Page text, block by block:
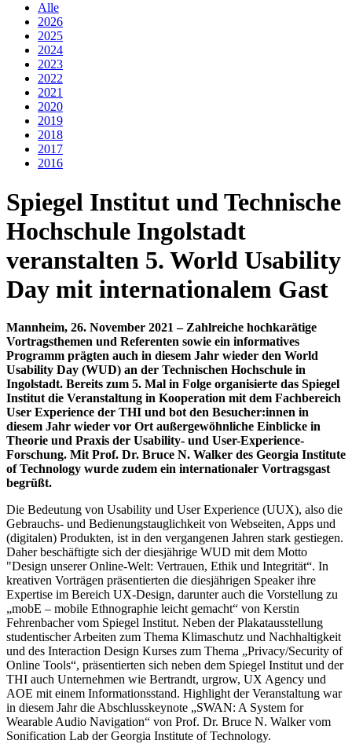
Alle
2026
2025
2024
2023
2022
2021
2020
2019
2018
2017
2016
Spiegel Institut und Technische
Hochschule Ingolstadt
veranstalten 5. World Usability
Day mit internationalem Gast
Mannheim, 26. November 2021 – Zahlreiche hochkarätige
Vortragsthemen und Referenten sowie ein informatives
Programm prägten auch in diesem Jahr wieder den World
Usability Day (WUD) an der Technischen Hochschule in
Ingolstadt. Bereits zum 5. Mal in Folge organisierte das Spiegel
Institut die Veranstaltung in Kooperation mit dem Fachbereich
User Experience der THI und bot den Besucher:innen in
diesem Jahr wieder vor Ort außergewöhnliche Einblicke in
Theorie und Praxis der Usability- und User-Experience-
Forschung. Mit Prof. Dr. Bruce N. Walker des Georgia Institute
of Technology wurde zudem ein internationaler Vortragsgast
begrüßt.
Die Bedeutung von Usability und User Experience (UUX), also die
Gebrauchs- und Bedienungstauglichkeit von Webseiten, Apps und
(digitalen) Produkten, ist in den vergangenen Jahren stark gestiegen.
Daher beschäftigte sich der diesjährige WUD mit dem Motto
"Design unserer Online-Welt: Vertrauen, Ethik und Integrität“. In
kreativen Vorträgen präsentierten die diesjährigen Speaker ihre
Expertise im Bereich UX-Design, darunter auch die Vorstellung zu
„mobE – mobile Ethnographie leicht gemacht“ von Kerstin
Fehrenbacher vom Spiegel Institut. Neben der Plakatausstellung
studentischer Arbeiten zum Thema Klimaschutz und Nachhaltigkeit
und des Interaction Design Kurses zum Thema „Privacy/Security of
Online Tools“, präsentierten sich neben dem Spiegel Institut und der
THI auch Unternehmen wie Bertrandt, urgrow, UX Agency und
AOE mit einem Informationsstand. Highlight der Veranstaltung war
in diesem Jahr die Abschlusskeynote „SWAN: A System for
Wearable Audio Navigation“ von Prof. Dr. Bruce N. Walker vom
Sonification Lab der Georgia Institute of Technology.